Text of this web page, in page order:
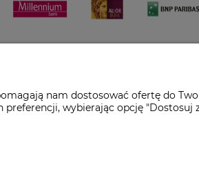
nam dostosować ofertę do
wybierając opcję "Dostosuj